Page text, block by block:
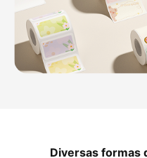
Diversas formas